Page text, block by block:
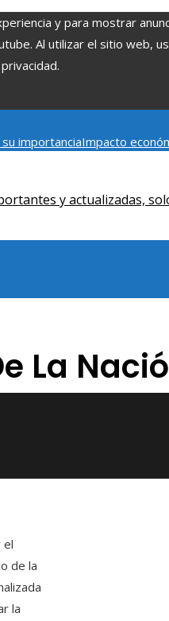
y para mostrar
Al utilizar el sitio web,
importanciaImpacto
en Bosnia y Herzegovina
y actualizadas,
La
el
de la
la